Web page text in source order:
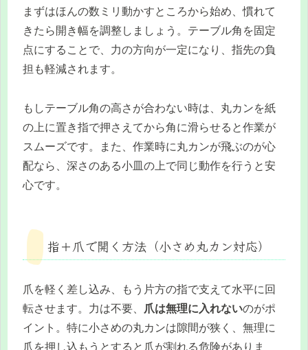
まずはほんの数ミリ動かすところから始め、慣れて
きたら開き幅を調整しましょう。テーブル角を固定
点にすることで、力の方向が一定になり、指先の負
担も軽減されます。
もしテーブル角の高さが合わない時は、丸カンを紙
の上に置き指で押さえてから角に滑らせると作業が
スムーズです。また、作業時に丸カンが飛ぶのが心
配なら、深さのある小皿の上で同じ動作を行うと安
心です。
指＋爪で開く方法（小さめ丸カン対応）
爪を軽く差し込み、もう片方の指で支えて水平に回
転させます。力は不要、
爪は無理に入れないのがポ
イント。特に小さめの丸カンは隙間が狭く、無理に
爪を押し込もうとすると爪が割れる危険がありま